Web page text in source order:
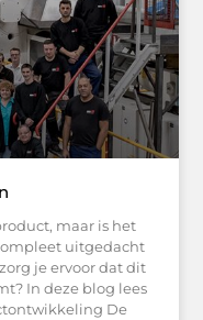
maar is het
uitgedacht
je ervoor dat dit
In deze blog lees
De